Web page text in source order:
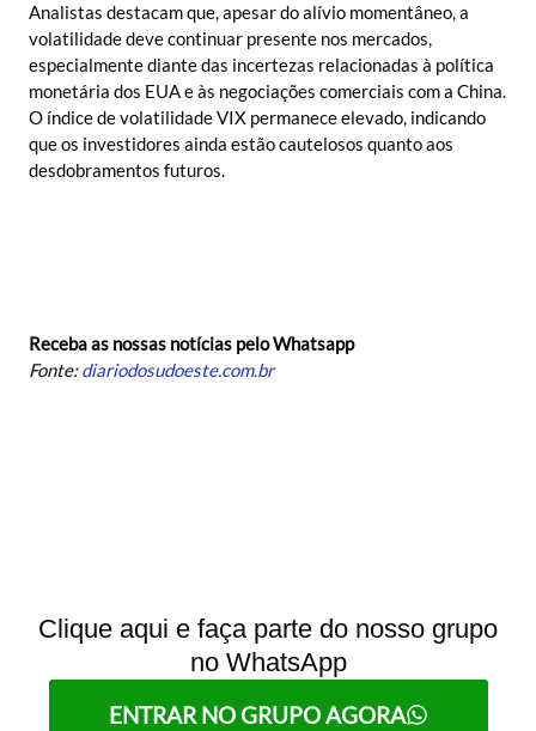
Analistas destacam que, apesar do alívio momentâneo, a
volatilidade deve continuar presente nos mercados,
especialmente diante das incertezas relacionadas à política
monetária dos EUA e às negociações comerciais com a China.
O índice de volatilidade VIX permanece elevado, indicando
que os investidores ainda estão cautelosos quanto aos
desdobramentos futuros.
Receba as nossas notícias pelo Whatsapp
Fonte:diariodosudoeste.com.br
Clique aqui e faça parte do nosso grupo
no WhatsApp
ENTRAR NO GRUPO AGORA